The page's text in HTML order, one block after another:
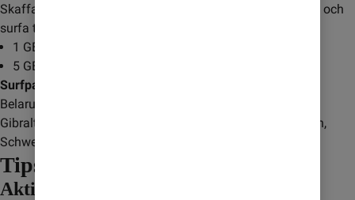
Skaffa ett surfpaket när du reser i Europa utanför EU/EES och
surfa till ett fast pris i upp till 7 dygn.
1 GB för 195 kr: skicka
5 GB för 345 kr: skicka
Surfpaketet gäller i följande länder:
Belarus, Bosnien och Herzegovina, Färöarna, Georgien,
Gibraltar, Kosovo, Monaco, Montenegro, Nord Makedonien,
Schweiz, Serbien.
Tips! Undvik onödiga kostnader
Aktivera Maxpris